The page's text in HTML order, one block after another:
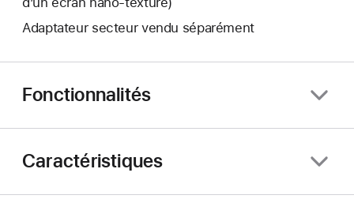
Adaptateur secteur vendu séparément
Fonctionnalités
Caractéristiques